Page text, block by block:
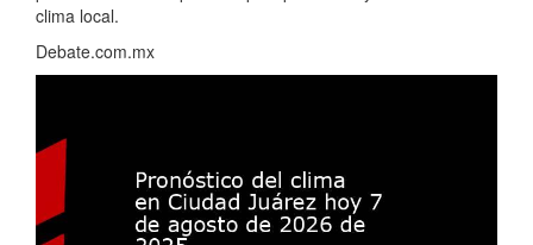
clima local.
Debate.com.mx